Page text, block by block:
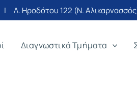
| Λ. Ηροδότου 122 (Ν.
Διαγνωστικά Τμήματα